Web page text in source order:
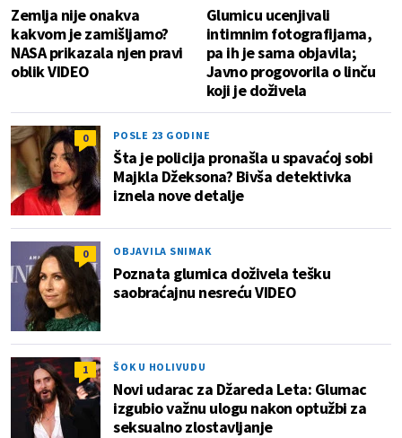
Zemlja nije onakva
kakvom je zamišljamo?
NASA prikazala njen pravi
oblik VIDEO
Glumicu ucenjivali
intimnim fotografijama,
pa ih je sama objavila;
Javno progovorila o linču
koji je doživela
0 POSLE 23 GODINE
Šta je policija pronašla u spavaćoj sobi
Majkla Džeksona? Bivša detektivka
iznela nove detalje
0 OBJAVILA SNIMAK
Poznata glumica doživela tešku
saobraćajnu nesreću VIDEO
1 ŠOK U HOLIVUDU
Novi udarac za Džareda Leta: Glumac
izgubio važnu ulogu nakon optužbi za
seksualno zlostavljanje